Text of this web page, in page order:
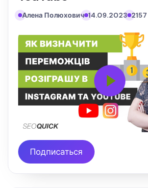
Алена Полюхович 14.09.2023 2157
Подписаться